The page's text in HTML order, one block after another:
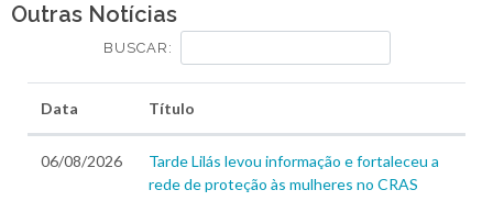
Outras Notícias
BUSCAR:
Data Título
06/08/2026
Tarde Lilás levou informação e fortaleceu a
rede de proteção às mulheres no CRAS